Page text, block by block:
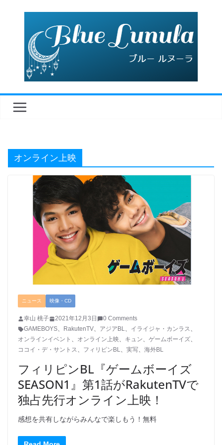
オンライン上映
ニュース 映像・CD
幸山 桃子 2021年12月3日
0 Comments
GAMEBOYS、 RakutenTV、 アジアBL、 イライジャ・カンラス、
オンラインイベント 、 オンライン上映、 キュン、 ゲームボーイズ、
ココイ・デ・サントス、 フィリピンBL、 実写、 海外BL
フィリピンBL『ゲームボーイズ
SEASON1』第1話がRakutenTVで
独占先行オンライン上映！
感想を共有しながらみんなで楽しもう！無料